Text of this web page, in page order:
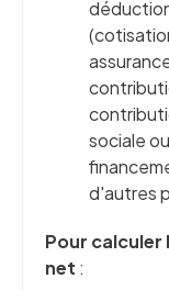
sociale
d'autres
Pour
net :